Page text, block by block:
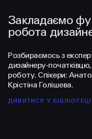
Закладаємо
робота
Розбираємось з
дизайнеру-
роботу. Спікери:
Крістіна Голішева.
ДИВИТИСЯ У БІБЛІОТЕЦІ